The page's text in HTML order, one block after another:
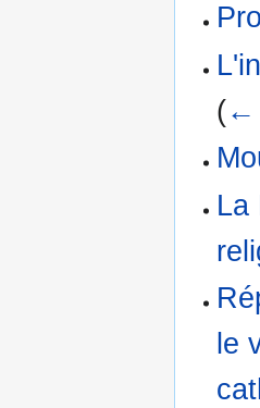
(←
La
le